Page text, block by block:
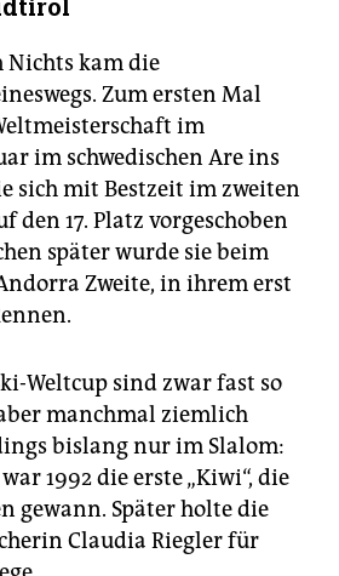
Nichts kam die
Zum ersten Mal
im
im schwedischen Are ins
sich mit Bestzeit im zweiten
den 17. Platz vorgeschoben
später wurde sie beim
Zweite, in ihrem erst
Weltcup sind zwar fast so
manchmal ziemlich
bislang nur im Slalom:
1992 die erste „Kiwi“, die
gewann. Später holte die
Claudia Riegler für